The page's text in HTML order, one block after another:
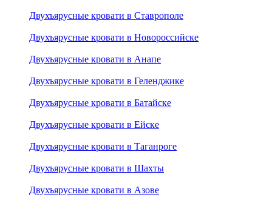
Двухъярусные кровати в Ставрополе
Двухъярусные кровати в Новороссийске
Двухъярусные кровати в Анапе
Двухъярусные кровати в Геленджике
Двухъярусные кровати в Батайске
Двухъярусные кровати в Ейске
Двухъярусные кровати в Таганроге
Двухъярусные кровати в Шахты
Двухъярусные кровати в Азове